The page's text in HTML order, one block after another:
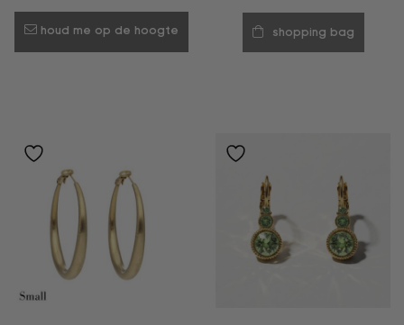
houd me op de hoogte shopping bag